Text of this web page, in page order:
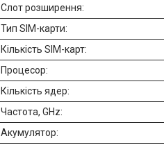
Слот розширення:
Тип SIM-карти:
Кількість SIM-карт:
Процесор:
Кількість ядер:
Частота, GHz:
Акумулятор: